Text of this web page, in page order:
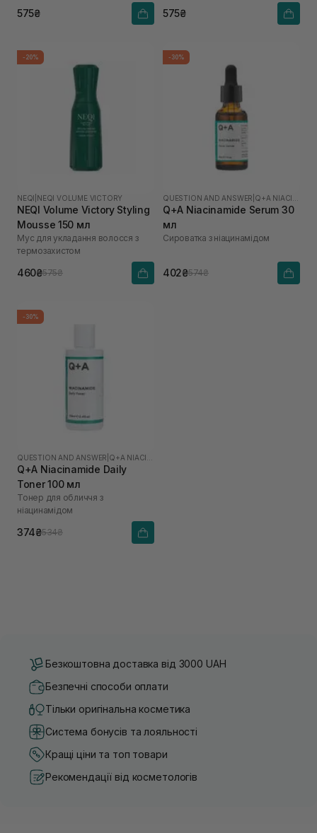
575₴ 575₴
-20%
NEQI NEQI VOLUME VICTORY
NEQI Volume Victory Styling
Mousse 150 мл
Мус для укладання волосся з
термозахистом
460₴575₴
-30%
QUESTION AND ANSWER
Q+A Niacinamide Serum 30
мл
Сироватка з ніацинамідом
402₴574₴
-30%
QUESTION AND ANSWER
Q+A Niacinamide Daily
Toner 100 мл
Тонер для обличчя з
ніацинамідом
374₴534₴
Безкоштовна доставка від 3000 UAH
Безпечні способи оплати
Тільки оригінальна косметика
Система бонусів та лояльності
Кращі ціни та топ товари
Рекомендації від косметологів